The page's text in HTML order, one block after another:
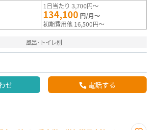
1日当たり 3,700円～
134,100 円/月～
初期費用他 16,500円～
風呂･トイレ別
せ 電話する